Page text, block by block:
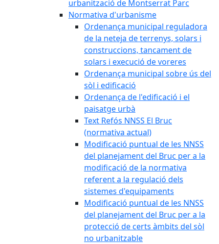
urbanització de Montserrat Parc
Normativa d'urbanisme
Ordenança municipal reguladora
de la neteja de terrenys, solars i
construccions, tancament de
solars i execució de voreres
Ordenança municipal sobre ús del
sòl i edificació
Ordenança de l'edificació i el
paisatge urbà
Text Refós NNSS El Bruc
(normativa actual)
Modificació puntual de les NNSS
del planejament del Bruc per a la
modificació de la normativa
referent a la regulació dels
sistemes d'equipaments
Modificació puntual de les NNSS
del planejament del Bruc per a la
protecció de certs àmbits del sòl
no urbanitzable